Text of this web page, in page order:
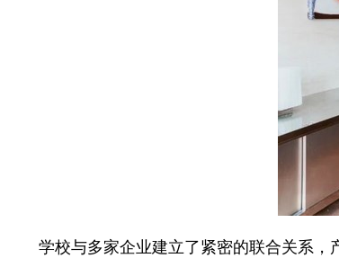
学校与多家企业建立了紧密的联合关系，